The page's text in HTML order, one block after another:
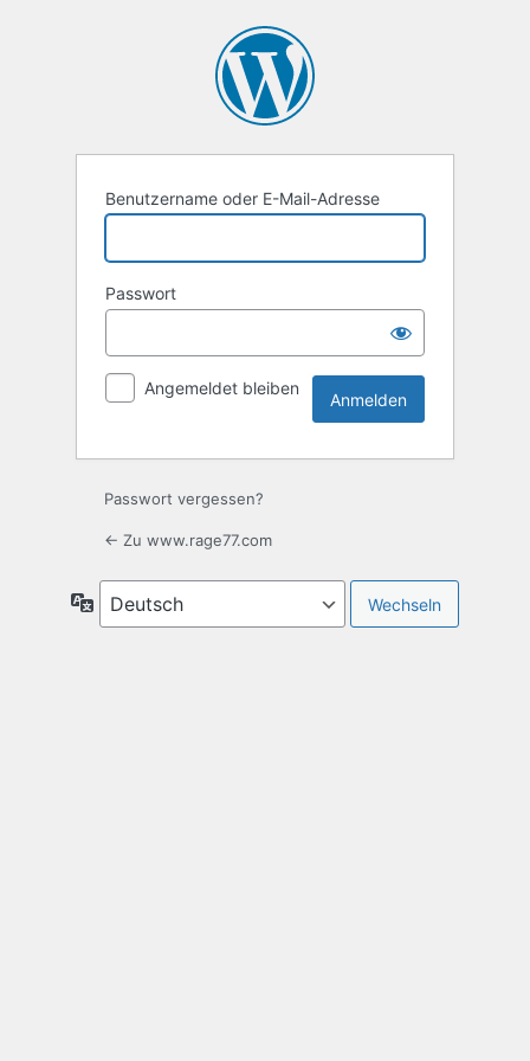
Benutzername oder E-Mail-Adresse
Passwort
Angemeldet bleiben
Passwort vergessen?
← Zu www.rage77.com
Sprache